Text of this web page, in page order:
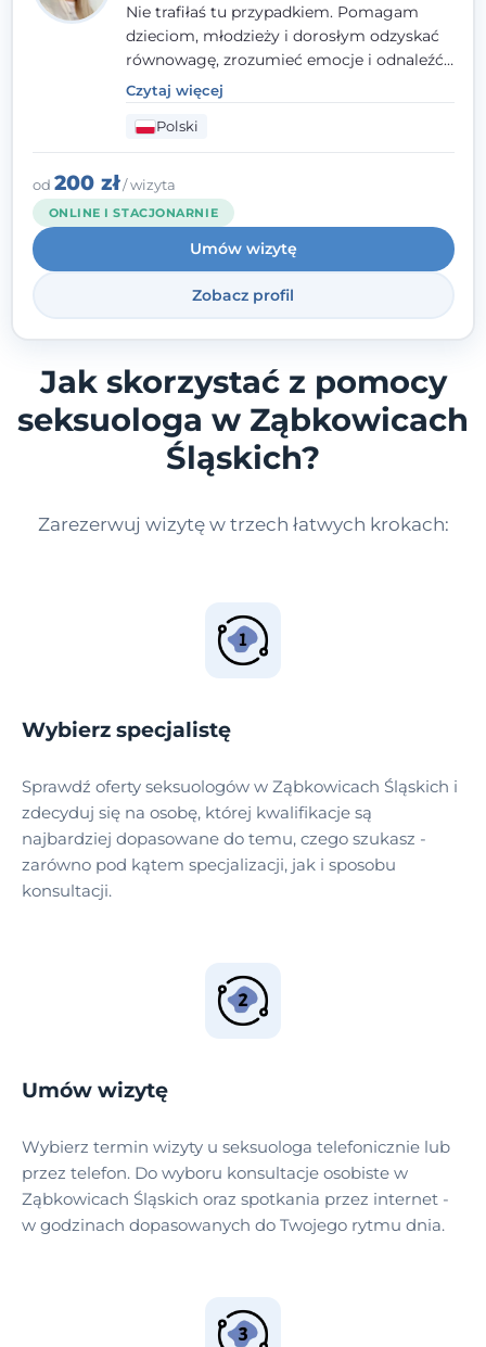
Nie trafiłaś tu przypadkiem. Pomagam
dzieciom, młodzieży i dorosłym odzyskać
równowagę, zrozumieć emocje i odnaleźć
wewnętrzną siłę. Moja droga do
psychologii zaczęła się od życia - pełnego
wyzwań, które nauczyły mnie uważności,
empatii i pokory. Dziś łączę doświadczenie
nauczycielki, psychologa, psychoterapeuty
i seksuologa tworząc bezpieczną
przestrzeń, w której można poczuć spokój i
wsparcie. Nie obiecuję łatwych rozwiązań -
ale mogę obiecać, że będę po Twojej
Czytaj więcej
Polski
od 200 zł/ wizyta
ONLINE I STACJONARNIE
Umów wizytę
Zobacz profil
Jak skorzystać z pomocy
seksuologa w Ząbkowicach
Śląskich?
Zarezerwuj wizytę w trzech łatwych krokach:
Wybierz specjalistę
Sprawdź oferty seksuologów w Ząbkowicach Śląskich i
zdecyduj się na osobę, której kwalifikacje są
najbardziej dopasowane do temu, czego szukasz -
zarówno pod kątem specjalizacji, jak i sposobu
konsultacji.
Umów wizytę
Wybierz termin wizyty u seksuologa telefonicznie lub
przez telefon. Do wyboru konsultacje osobiste w
Ząbkowicach Śląskich oraz spotkania przez internet -
w godzinach dopasowanych do Twojego rytmu dnia.